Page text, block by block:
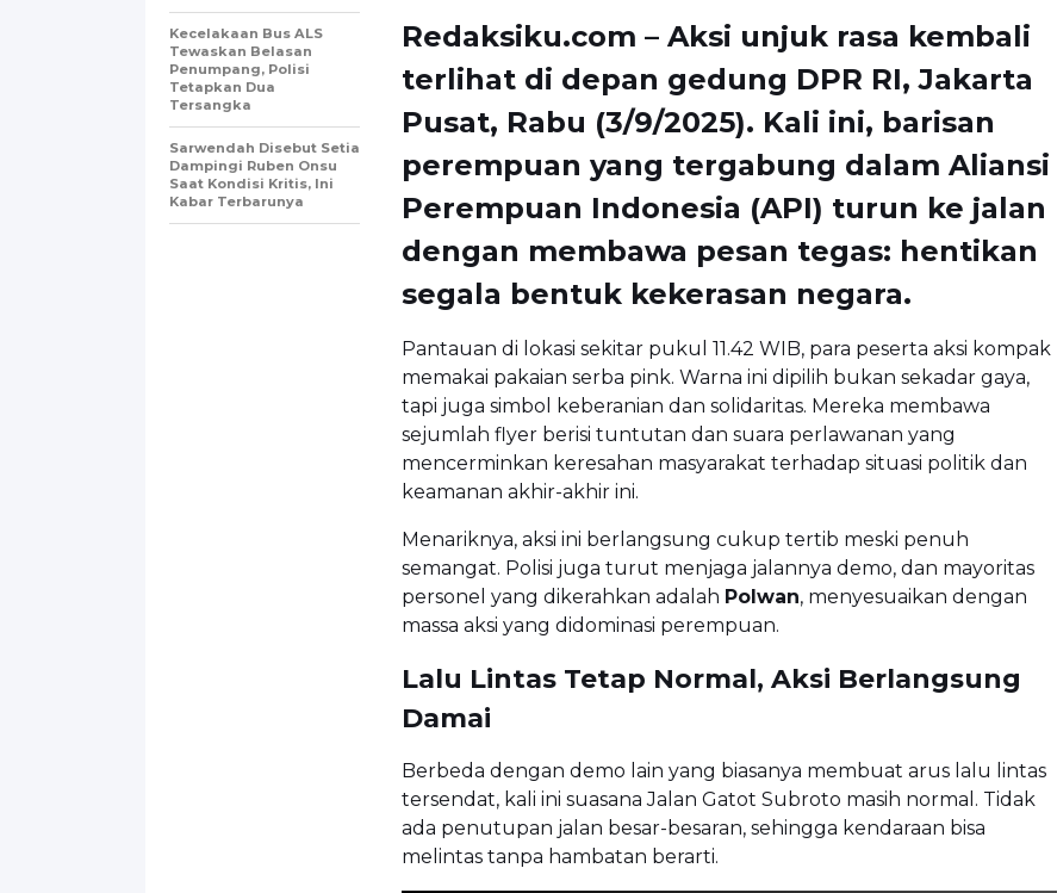
Redaksiku.com – Aksi unjuk rasa kembali
terlihat di depan gedung DPR RI, Jakarta
Pusat, Rabu (3/9/2025). Kali ini, barisan
perempuan yang tergabung dalam Aliansi
Perempuan Indonesia (API) turun ke jalan
dengan membawa pesan tegas: hentikan
segala bentuk kekerasan negara.
Pantauan di lokasi sekitar pukul 11.42 WIB, para peserta aksi kompak
memakai pakaian serba pink. Warna ini dipilih bukan sekadar gaya,
tapi juga simbol keberanian dan solidaritas. Mereka membawa
sejumlah flyer berisi tuntutan dan suara perlawanan yang
mencerminkan keresahan masyarakat terhadap situasi politik dan
keamanan akhir-akhir ini.
Menariknya, aksi ini berlangsung cukup tertib meski penuh
semangat. Polisi juga turut menjaga jalannya demo, dan mayoritas
personel yang dikerahkan adalah Polwan, menyesuaikan dengan
massa aksi yang didominasi perempuan.
Lalu Lintas Tetap Normal, Aksi Berlangsung
Damai
Berbeda dengan demo lain yang biasanya membuat arus lalu lintas
tersendat, kali ini suasana Jalan Gatot Subroto masih normal. Tidak
ada penutupan jalan besar-besaran, sehingga kendaraan bisa
melintas tanpa hambatan berarti.
Kecelakaan Bus ALS
Tewaskan Belasan
Penumpang, Polisi
Tetapkan Dua
Tersangka
Sarwendah Disebut Setia
Dampingi Ruben Onsu
Saat Kondisi Kritis, Ini
Kabar Terbarunya